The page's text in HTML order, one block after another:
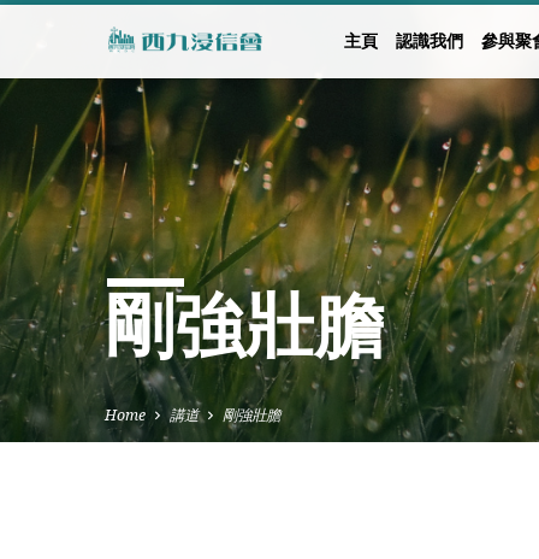
主頁 認識我們 參與聚
剛強壯膽
Home 講道 剛強壯膽